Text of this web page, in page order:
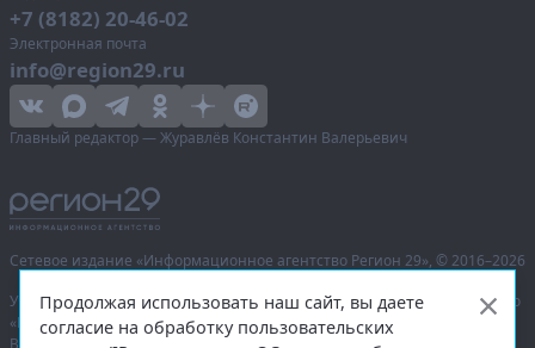
+7 (8182) 20-46-02
Электронная почта
info@region29.ru
Главный редактор — Журавлёв Константин Валерьевич
Сетевое издание «Информационное агентство Регион 29», © 2016–2026
Учредитель — общество с ограниченной ответственностью «Агентство
«Правда Севера».
Продолжая использовать наш сайт, вы даете
согласие на обработку пользовательских